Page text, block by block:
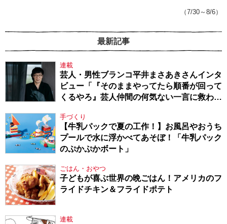
（7/30～8/6）
最新記事
連載
芸人・男性ブランコ平井まさあきさんインタ
ビュー「『そのままやってたら順番が回って
くるやろ』芸人仲間の何気ない一言に救われ
手づくり
【牛乳パックで夏の工作！】お風呂やおうち
プールで水に浮かべてあそぼ！「牛乳パック
のぷかぷかボート」
ごはん・おやつ
子どもが喜ぶ世界の晩ごはん！アメリカのフ
ライドチキン＆フライドポテト
連載